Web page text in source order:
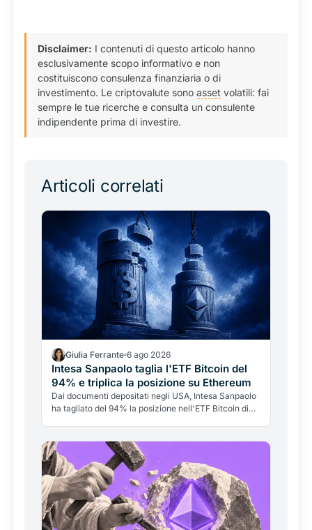
Disclaimer: I contenuti di questo articolo hanno
esclusivamente scopo informativo e non
costituiscono consulenza finanziaria o di
investimento. Le criptovalute sono asset volatili: fai
sempre le tue ricerche e consulta un consulente
indipendente prima di investire.
Articoli correlati
Giulia Ferrante 6 ago 2026
Intesa Sanpaolo taglia l'ETF Bitcoin del
94% e triplica la posizione su Ethereum
Dai documenti depositati negli USA, Intesa Sanpaolo
ha tagliato del 94% la posizione nell'ETF Bitcoin di
crypto come tattica di portafoglio.